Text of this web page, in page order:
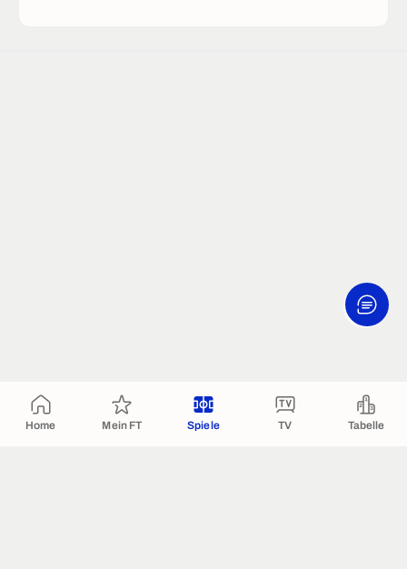
Home Mein FT Spiele TV Tabelle